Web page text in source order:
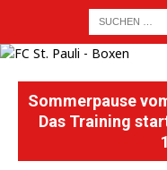
Sommerpause
Das Training